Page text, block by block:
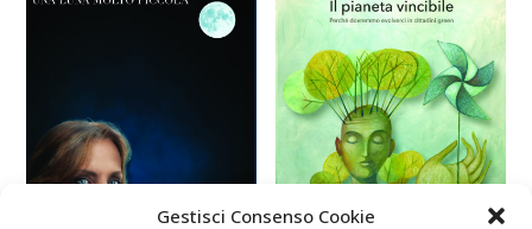
Gestisci Consenso Cookie